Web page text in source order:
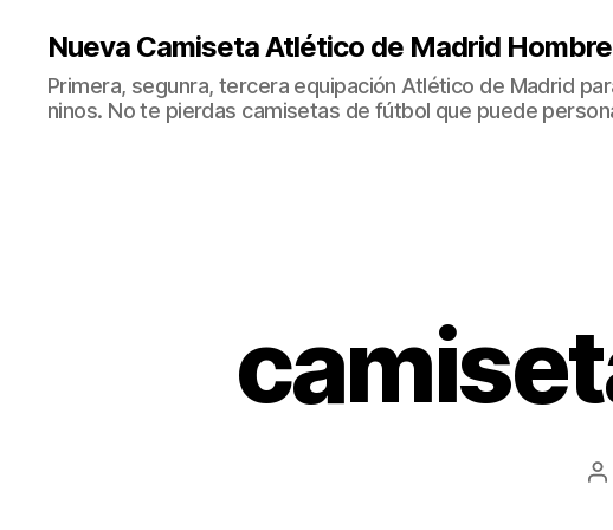
Nueva Camiseta Atlético de Madrid
Primera, segunra, tercera equipación Atlético de Madrid
ninos. No te pierdas camisetas de fútbol que puede